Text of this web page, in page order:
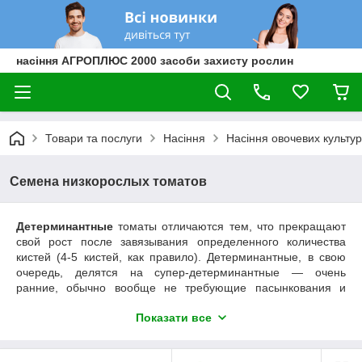
насіння АГРОПЛЮС 2000 засоби захисту рослин
Товари та послуги Насіння Насіння овочевих культур
Семена низкорослых томатов
Детерминантные томаты отличаются тем, что прекращают
свой рост после завязывания определенного количества
кистей (4-5 кистей, как правило). Детерминантные, в свою
очередь, делятся на супер-детерминантные — очень
ранние, обычно вообще не требующие пасынкования и
формировать, удаляя лишние пасынки, иначе получите
нальются и созреют. А ведь основное преимущество
Показати все